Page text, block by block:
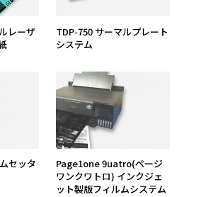
TDP-750 サーマルプレート
システム
page1one 9uatro(ページ
ワンクワトロ) インクジェ
ット製版フィルムシステム